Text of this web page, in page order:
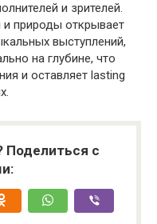
и зрителей.
и природы открывает
выступлений,
на глубине, что
и оставляет lasting
Поделиться с